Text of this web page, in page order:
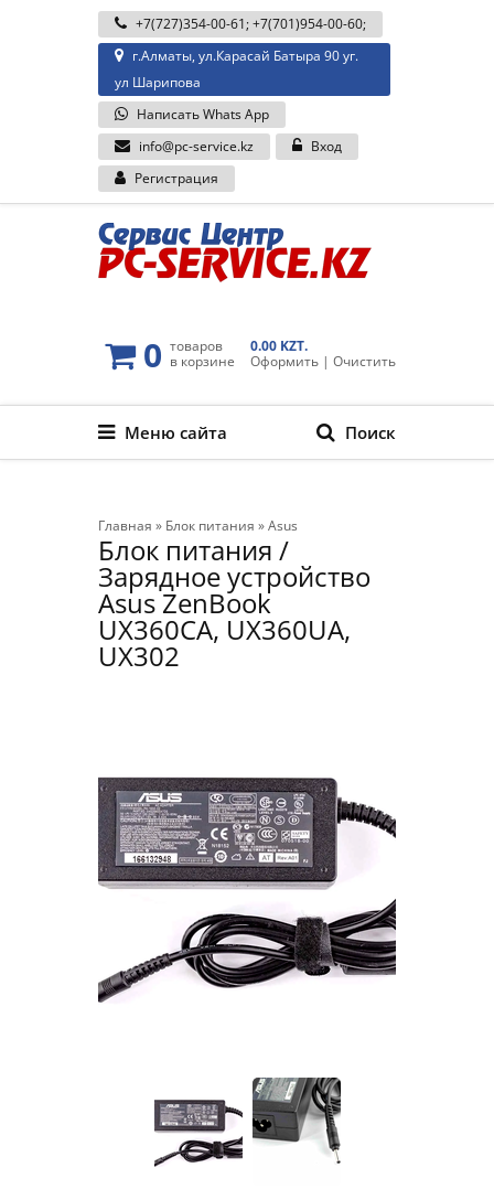
+7(727)354-00-61;+7(701)954-00-60;
г.Алматы, ул.Карасай Батыра 90 уг.
ул Шарипова
Написать Whats App
info@pc-service.kz
Вход
Регистрация
0 товаров
в корзине
0.00 KZT.
Оформить | Очистить
Меню сайта Поиск
Главная » Блок питания »Asus
Блок питания /
Зарядное устройство
Asus ZenBook
UX360CA, UX360UA,
UX302